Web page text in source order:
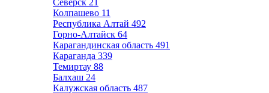
Северск 21
Колпашево 11
Республика Алтай 492
Горно-Алтайск 64
Карагандинская область 491
Караганда 339
Темиртау 88
Балхаш 24
Калужская область 487